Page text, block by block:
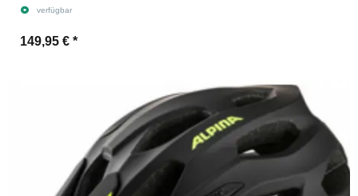
verfügbar
149,95 € *